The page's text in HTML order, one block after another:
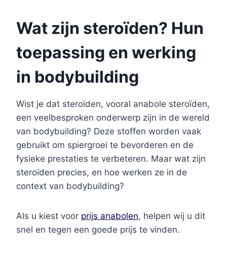
Wat zijn steroïden? Hun
toepassing en werking
in bodybuilding
Wist je dat steroïden, vooral anabole steroïden,
een veelbesproken onderwerp zijn in de wereld
van bodybuilding? Deze stoffen worden vaak
gebruikt om spiergroei te bevorderen en de
fysieke prestaties te verbeteren. Maar wat zijn
steroïden precies, en hoe werken ze in de
context van bodybuilding?
Als u kiest voor prijs anabolen, helpen wij u dit
snel en tegen een goede prijs te vinden.